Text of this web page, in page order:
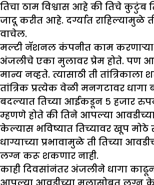
तिचा ठाम विश्वास आहे की तिचे कुटुंब
जादू करीत आहे. दर्ग्यात राहिल्यामुळे
वाचेल.
मल्टी नॅशनल कंपनीत काम करणाऱ्या
अंजलीचे एका मुलावर प्रेम होते. पण
मान्य नव्हते. त्यासाठी ती तांत्रिकाला
तांत्रिक प्रत्येक वेळी मनगटावर धागा
बदल्यात तिच्या आईकडून ५ हजार
म्हणणे होते की तिने आपल्या
केल्यास भविष्यात तिच्यावर खूप
धाग्याच्या प्रभावामुळे ती तिच्या
लग्न करू शकणार नाही.
काही दिवसांनंतर अंजलीने धागा